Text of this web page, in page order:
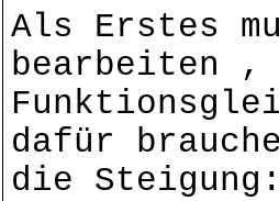
Als Erstes
bearbeiten ,
dafür
die